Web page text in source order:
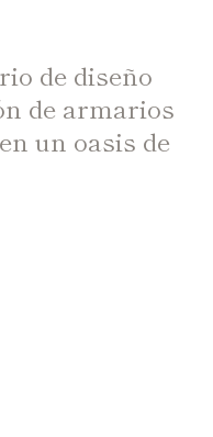
de diseño
de armarios
un oasis de